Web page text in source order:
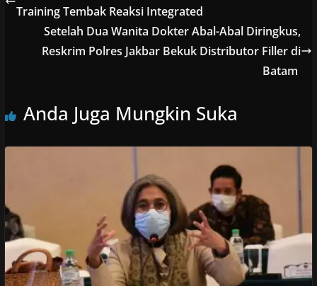
Training Tembak Reaksi Integrated
Setelah Dua Wanita Dokter Abal-Abal Diringkus,
Reskrim Polres Jakbar Bekuk Distributor Filler di
Batam
Anda Juga Mungkin Suka